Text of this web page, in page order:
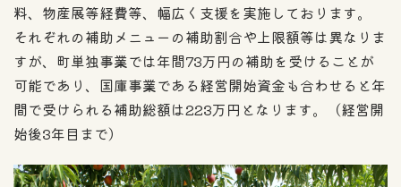
料、物産展等経費等、幅広く支援を実施しております。
それぞれの補助メニューの補助割合や上限額等は異なりま
すが、町単独事業では年間73万円の補助を受けることが
可能であり、国庫事業である経営開始資金も合わせると年
間で受けられる補助総額は223万円となります。（経営開
始後3年目まで）